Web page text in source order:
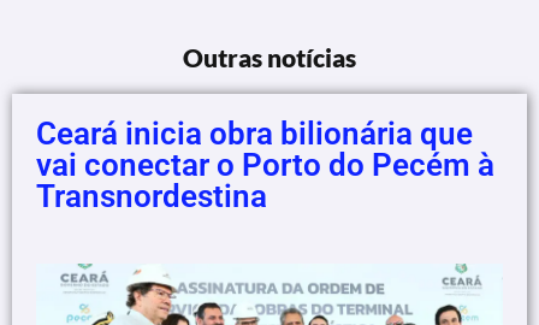
Outras notícias
Ceará inicia obra bilionária que
vai conectar o Porto do Pecém à
Transnordestina